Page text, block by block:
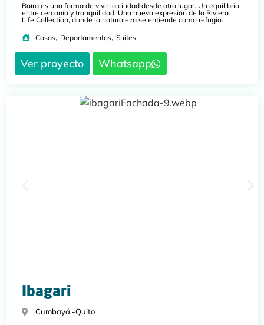
Baíra es una forma de vivir la ciudad desde otro lugar. Un equilibrio
entre cercanía y tranquilidad. Una nueva expresión de la Riviera
Life Collection, donde la naturaleza se entiende como refugio.
Casas, Departamentos, Suites
Ver proyecto Whatsapp
Ibagari
Cumbayá -Quito